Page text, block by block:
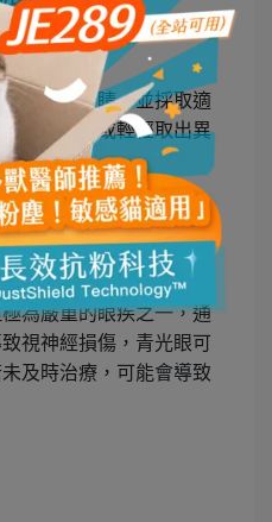
醫檢查眼睛，並採取適
沖洗眼睛或輕輕取出異
為嚴重的眼疾之一，通
視神經損傷，青光眼可
及時治療，可能會導致